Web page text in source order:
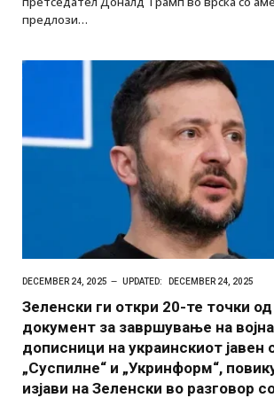
предлози…
DECEMBER 24, 2025 UPDATED: DECEMBER 24, 2025
Зеленски ги откри 20-те точки
документ за завршување на
дописници на украинскиот јавен
„Суспилне“ и „Укринформ“,
изјави на Зеленски во разговор